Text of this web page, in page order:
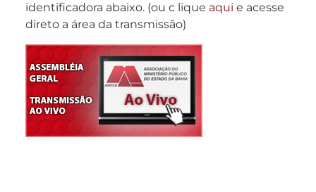
identificadora abaixo. (ou c lique aqui e acesse
direto a área da transmissão)